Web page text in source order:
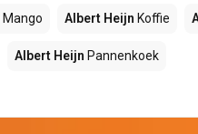
Mango Albert Heijn Koffie
Albert Heijn Pannenkoek